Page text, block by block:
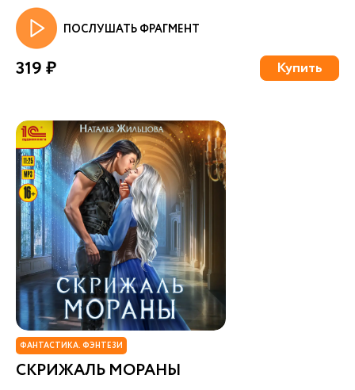
ПОСЛУШАТЬ ФРАГМЕНТ
319 ₽ Купить
ФАНТАСТИКА. ФЭНТЕЗИ
СКРИЖАЛЬ МОРАНЫ